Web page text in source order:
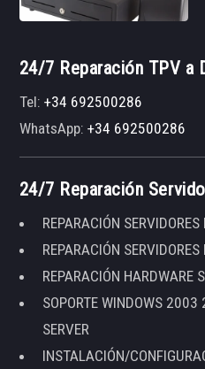
24/7 Reparación TPV a
Tel:+34 692500286
WhatsApp:+34 692500286
24/7 Reparación
REPARACIÓN
REPARACIÓN
REPARACIÓN HARDWARE
SOPORTE WINDOWS
SERVER
INSTALACIÓN/